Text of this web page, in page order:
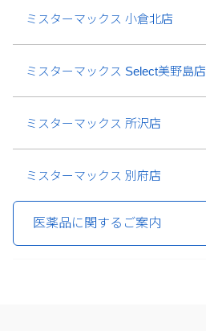
ミスターマックス 小倉北店
ミスターマックス Select美野島店
ミスターマックス 所沢店
ミスターマックス 別府店
医薬品に関するご案内